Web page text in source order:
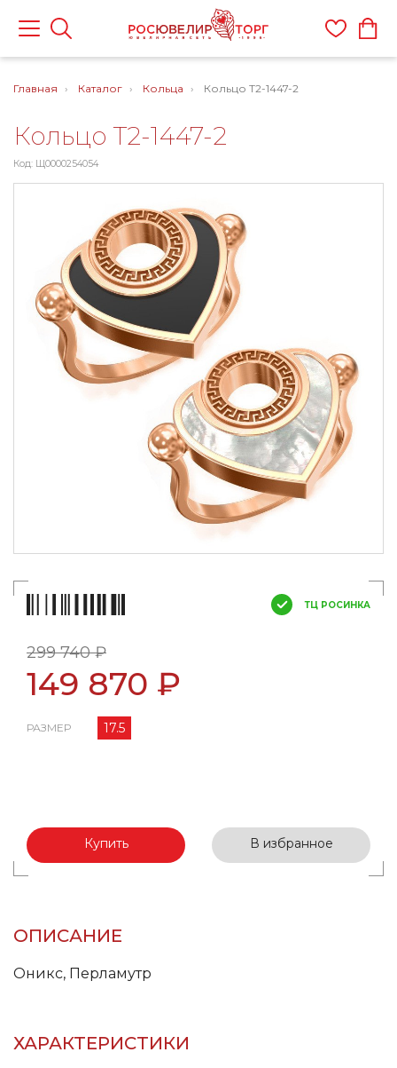
Главная Каталог Кольца Кольцо Т2-1447-2
Кольцо Т2-1447-2
Код: Щ0000254054
ТЦ РОСИНКА
299 740 ₽
149 870 ₽
РАЗМЕР 17.5
Купить В избранное
ОПИСАНИЕ
Оникс, Перламутр
ХАРАКТЕРИСТИКИ